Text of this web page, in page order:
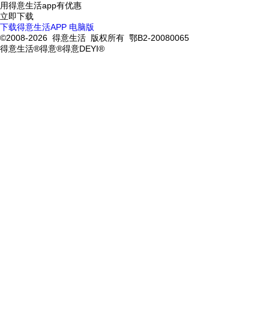
用得意生活app有优惠
立即下载
下载得意生活APP 电脑版
©2008-2026 得意生活 版权所有 鄂B2-20080065
得意生活®得意®得意DEYI®